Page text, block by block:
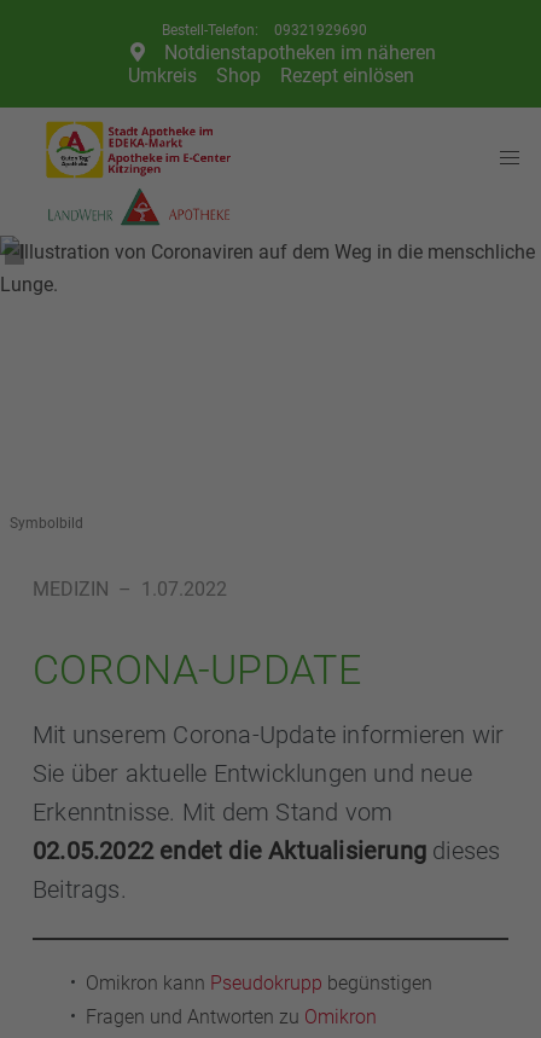
Telefon: 09321929690
Notdienstapotheken im näheren
Umkreis
Shop Rezept einlösen
Symbolbild
MEDIZIN – 1.07.2022
CORONA-UPDATE
Mit unserem Corona-Update informieren wir
Sie über aktuelle Entwicklungen und neue
Erkenntnisse. Mit dem Stand vom
02.05.2022 endet die Aktualisierung dieses
Beitrags.
Omikron kann Pseudokrupp begünstigen
Fragen und Antworten zu Omikron